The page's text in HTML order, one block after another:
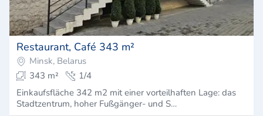
Restaurant, Café 343 m²
Minsk, Belarus
343 m²
1/4
Einkaufsfläche 342 m2 mit einer vorteilhaften Lage: das
Stadtzentrum, hoher Fußgänger- und S…